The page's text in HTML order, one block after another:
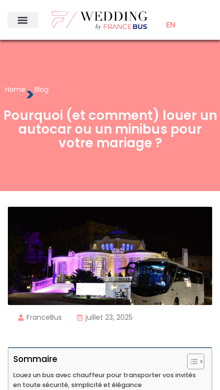
EN
Home>Blog
Pourquoi (et comment) louer un
autocar ou un minibus pour
votre mariage ?
FranceBus juillet 23, 2025
Sommaire
Louez un bus avec chauffeur pour transporter vos invités
en toute sécurité, simplicité et élégance